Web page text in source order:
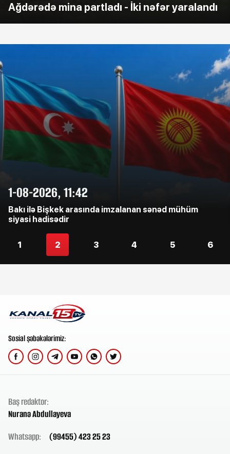
Ağdərədə mina partladı - İki nəfər yaralandı
1-08-2026, 11:42
Bakı ilə Bişkek arasında imzalanan sənəd mühüm
siyasi hadisədir
1 2 3 4 5 6
Sosial şəbəkələrimiz:
Baş redaktor:
Nuranə Abdullayeva
Whatsapp:
(99455) 423 25 23